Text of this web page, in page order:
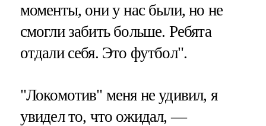
моменты, они у нас были, но не
смогли забить больше. Ребята
отдали себя. Это футбол".
"Локомотив" меня не удивил, я
увидел то, что ожидал, —